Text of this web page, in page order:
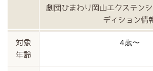
劇団ひまわり岡山エクステン
ディション情
対象
年齢
4歳〜